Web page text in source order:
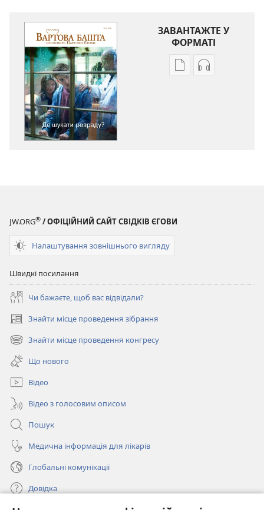
ЗАВАНТАЖТЕ У
ФОРМАТІ
ПараметриПараметри
JW.ORG® / ОФІЦІЙНИЙ САЙТ СВІДКІВ ЄГОВИ
Налаштування зовнішнього вигляду
Швидкі посилання
Чи бажаєте, щоб вас відвідали?
Знайти місце проведення зібрання
(відкривається
у
новому
вікні)
Знайти місце проведення конгресу
(відкривається
новому
вікні)
Що нового
Відео
Відео з голосовим описом
Пошук
Медична інформація для лікарів
Глобальні комунікації
Довідка